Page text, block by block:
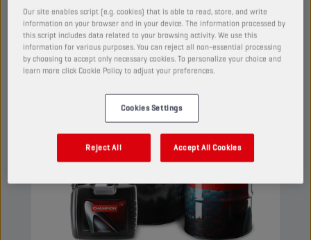
AUTOMATISCHE TRANSMISSIEVLOEISTOFFEN
Our site enables script (e.g. cookies) that is able to read, store, and write
information on your browser and in your device. The information processed by
this script includes data related to your browsing activity. We use this
information for various purposes. You can reject all non-essential processing
by choosing to accept only necessary cookies. To personalize your choice and
learn more click Cookie Policy to adjust your preferences.
Cookies Settings
Reject All Accept All Cookies